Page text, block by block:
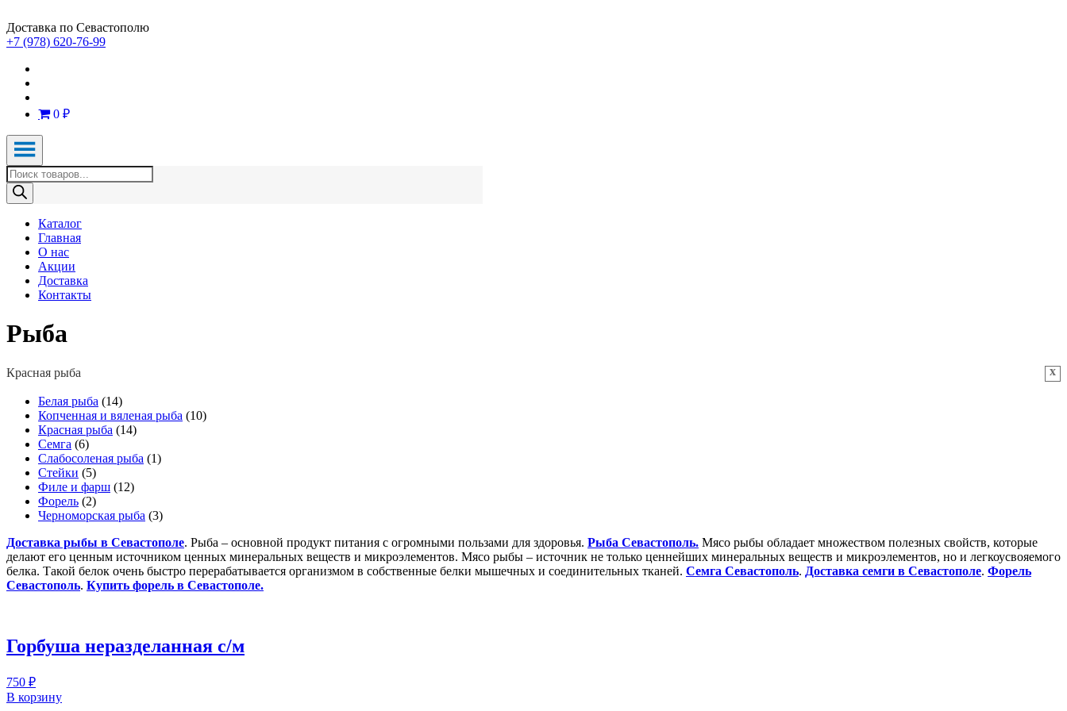
Доставка по Севастополю
+7 (978) 620-76-99
0 ₽
Поиск
товаров
Каталог
Главная
О нас
Акции
Доставка
Контакты
Рыба
Красная рыба x
Белая рыба (14)
Копченная и вяленая рыба (10)
Красная рыба (14)
Семга (6)
Слабосоленая рыба (1)
Стейки (5)
Филе и фарш (12)
Форель (2)
Черноморская рыба (3)
Доставка рыбы в Севастополе. Рыба – основной продукт питания с огромными пользами для здоровья. Рыба Севастополь. Мясо рыбы обладает множеством полезных свойств, которые
делают его ценным источником ценных минеральных веществ и микроэлементов. Мясо рыбы – источник не только ценнейших минеральных веществ и микроэлементов, но и легкоусвояемого
белка. Такой белок очень быстро перерабатывается организмом в собственные белки мышечных и соединительных тканей. Семга Севастополь. Доставка семги в Севастополе. Форель
Севастополь. Купить форель в Севастополе.
Горбуша неразделанная с/м
750 ₽
В корзину